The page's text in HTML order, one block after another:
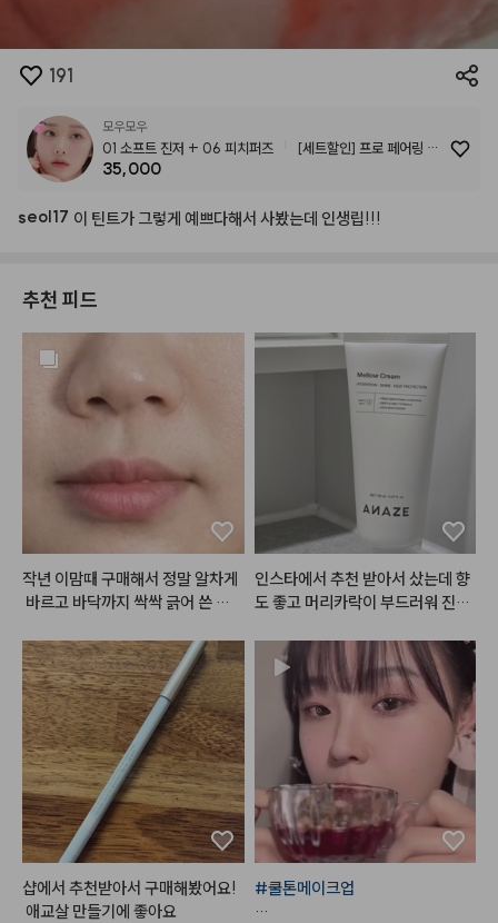
191
모우모우
01 소프트 진저 + 06 피치퍼즈
[세트할인] 프로 페어링 틴
트 6종 중 택2
35,000
seol17 이 틴트가 그렇게 예쁘다해서 사봤는데 인생립!!!
추천 피드
작년 이맘때 구매해서 정말 알차게
바르고 바닥까지 싹싹 긁어 쓴 끝
재구매했습니다! 그동안 수많은 매
트 립을 거쳐 갔지만 결국 다시 이
제품을 찾게 된 건 대체 불가능한
독보적인 제품력 때문입니다.
처음 쓰던 제품을 1년 동안 꾸준히
사용하면서도 질리거나 변질되는
느낌 없이 마지막까지 입술 편안하
게 잘 썼는데, 재구매한 새제품을
뜯어보니 역시 그 보송하고 포슬한
감성이 그대로네요. 뻑뻑하거나 건
조하게 조여오는 매트 립이 아니라,
입술 주름을 부드럽게 메워주며 블
인스타에서 추천 받아서 샀는데 향
도 좋고 머리카락이 부드러워 진게
않고 가벼워서 부담없이 사용할 수
있는 점이 가장 좋아요.
샵에서 추천받아서 구매해봤어요!
애교살 만들기에 좋아요
#쿨톤메이크업